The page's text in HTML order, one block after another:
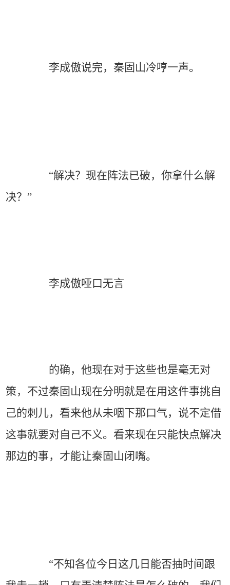
李成傲说完，秦固山冷哼一声。
“解决？现在阵法已破，你拿什么解
决？”
李成傲哑口无言
的确，他现在对于这些也是毫无对
策，不过秦固山现在分明就是在用这件事挑自
己的刺儿，看来他从未咽下那口气，说不定借
这事就要对自己不义。看来现在只能快点解决
那边的事，才能让秦固山闭嘴。
“不知各位今日这几日能否抽时间跟